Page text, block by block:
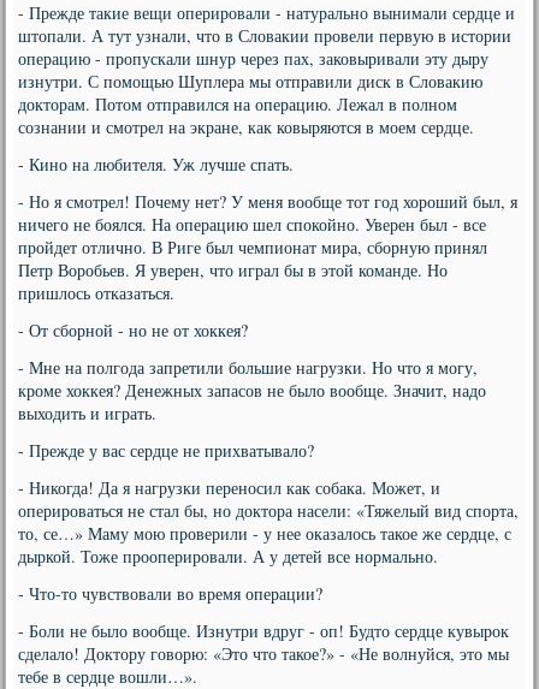
- Прежде такие вещи оперировали - натурально вынимали сердце и
штопали. А тут узнали, что в Словакии провели первую в истории
операцию - пропускали шнур через пах, заковыривали эту дыру
изнутри. С помощью Шуплера мы отправили диск в Словакию
докторам. Потом отправился на операцию. Лежал в полном
сознании и смотрел на экране, как ковыряются в моем сердце.
- Кино на любителя. Уж лучше спать.
- Но я смотрел! Почему нет? У меня вообще тот год хороший был, я
ничего не боялся. На операцию шел спокойно. Уверен был - все
пройдет отлично. В Риге был чемпионат мира, сборную принял
Петр Воробьев. Я уверен, что играл бы в этой команде. Но
пришлось отказаться.
- От сборной - но не от хоккея?
- Мне на полгода запретили большие нагрузки. Но что я могу,
кроме хоккея? Денежных запасов не было вообще. Значит, надо
выходить и играть.
- Прежде у вас сердце не прихватывало?
- Никогда! Да я нагрузки переносил как собака. Может, и
оперироваться не стал бы, но доктора насели: «Тяжелый вид спорта,
то, се…» Маму мою проверили - у нее оказалось такое же сердце, с
дыркой. Тоже прооперировали. А у детей все нормально.
- Что-то чувствовали во время операции?
- Боли не было вообще. Изнутри вдруг - оп! Будто сердце кувырок
сделало! Доктору говорю: «Это что такое?» - «Не волнуйся, это мы
тебе в сердце вошли…».